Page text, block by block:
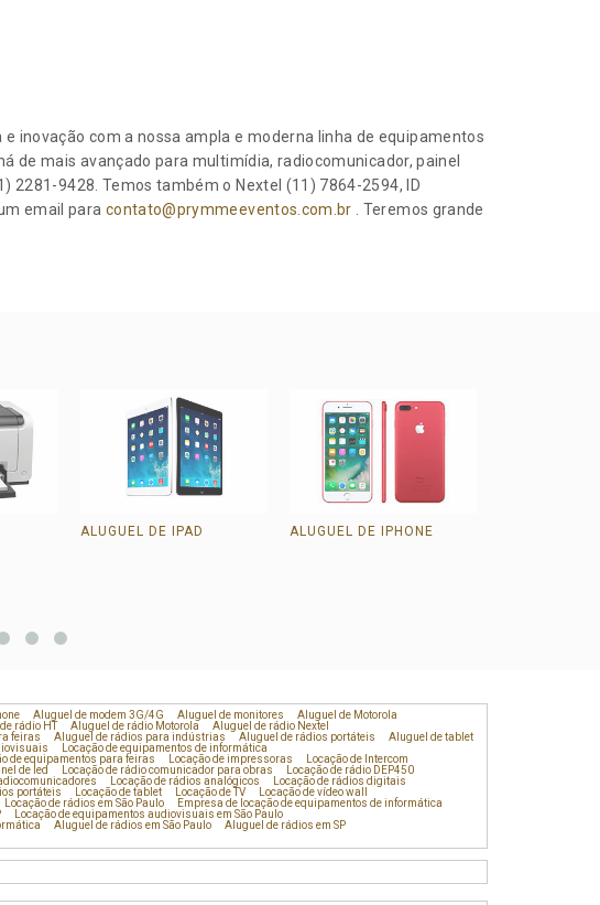
inovação com a nossa ampla e moderna linha de equipamentos
de mais avançado para multimídia, radiocomunicador, painel
2281-9428. Temos também o Nextel (11) 7864-2594, ID
email para contato@prymmeeventos.com.br . Teremos grande
ALUGUEL DE IPAD ALUGUEL DE IPHONE
Aluguel de modem 3G/4G Aluguel de monitores
Aluguel de Motorola
rádio HT Aluguel de rádio Motorola
Aluguel de rádio Nextel
feiras Aluguel de rádios para indústrias Aluguel de rádios portáteis
Aluguel de tablet
Locação de equipamentos de informática
de equipamentos para feiras Locação de impressoras
Locação de Intercom
de led Locação de rádio comunicador para obras
Locação de rádio DEP450
Locação de rádios analógicos
Locação de rádios digitais
portáteis Locação de tablet Locação de TV
Locação de vídeo wall
Locação de rádios em São Paulo
Empresa de locação de equipamentos de informática
Locação de equipamentos audiovisuais em São Paulo
Aluguel de rádios em São Paulo
Aluguel de rádios em SP